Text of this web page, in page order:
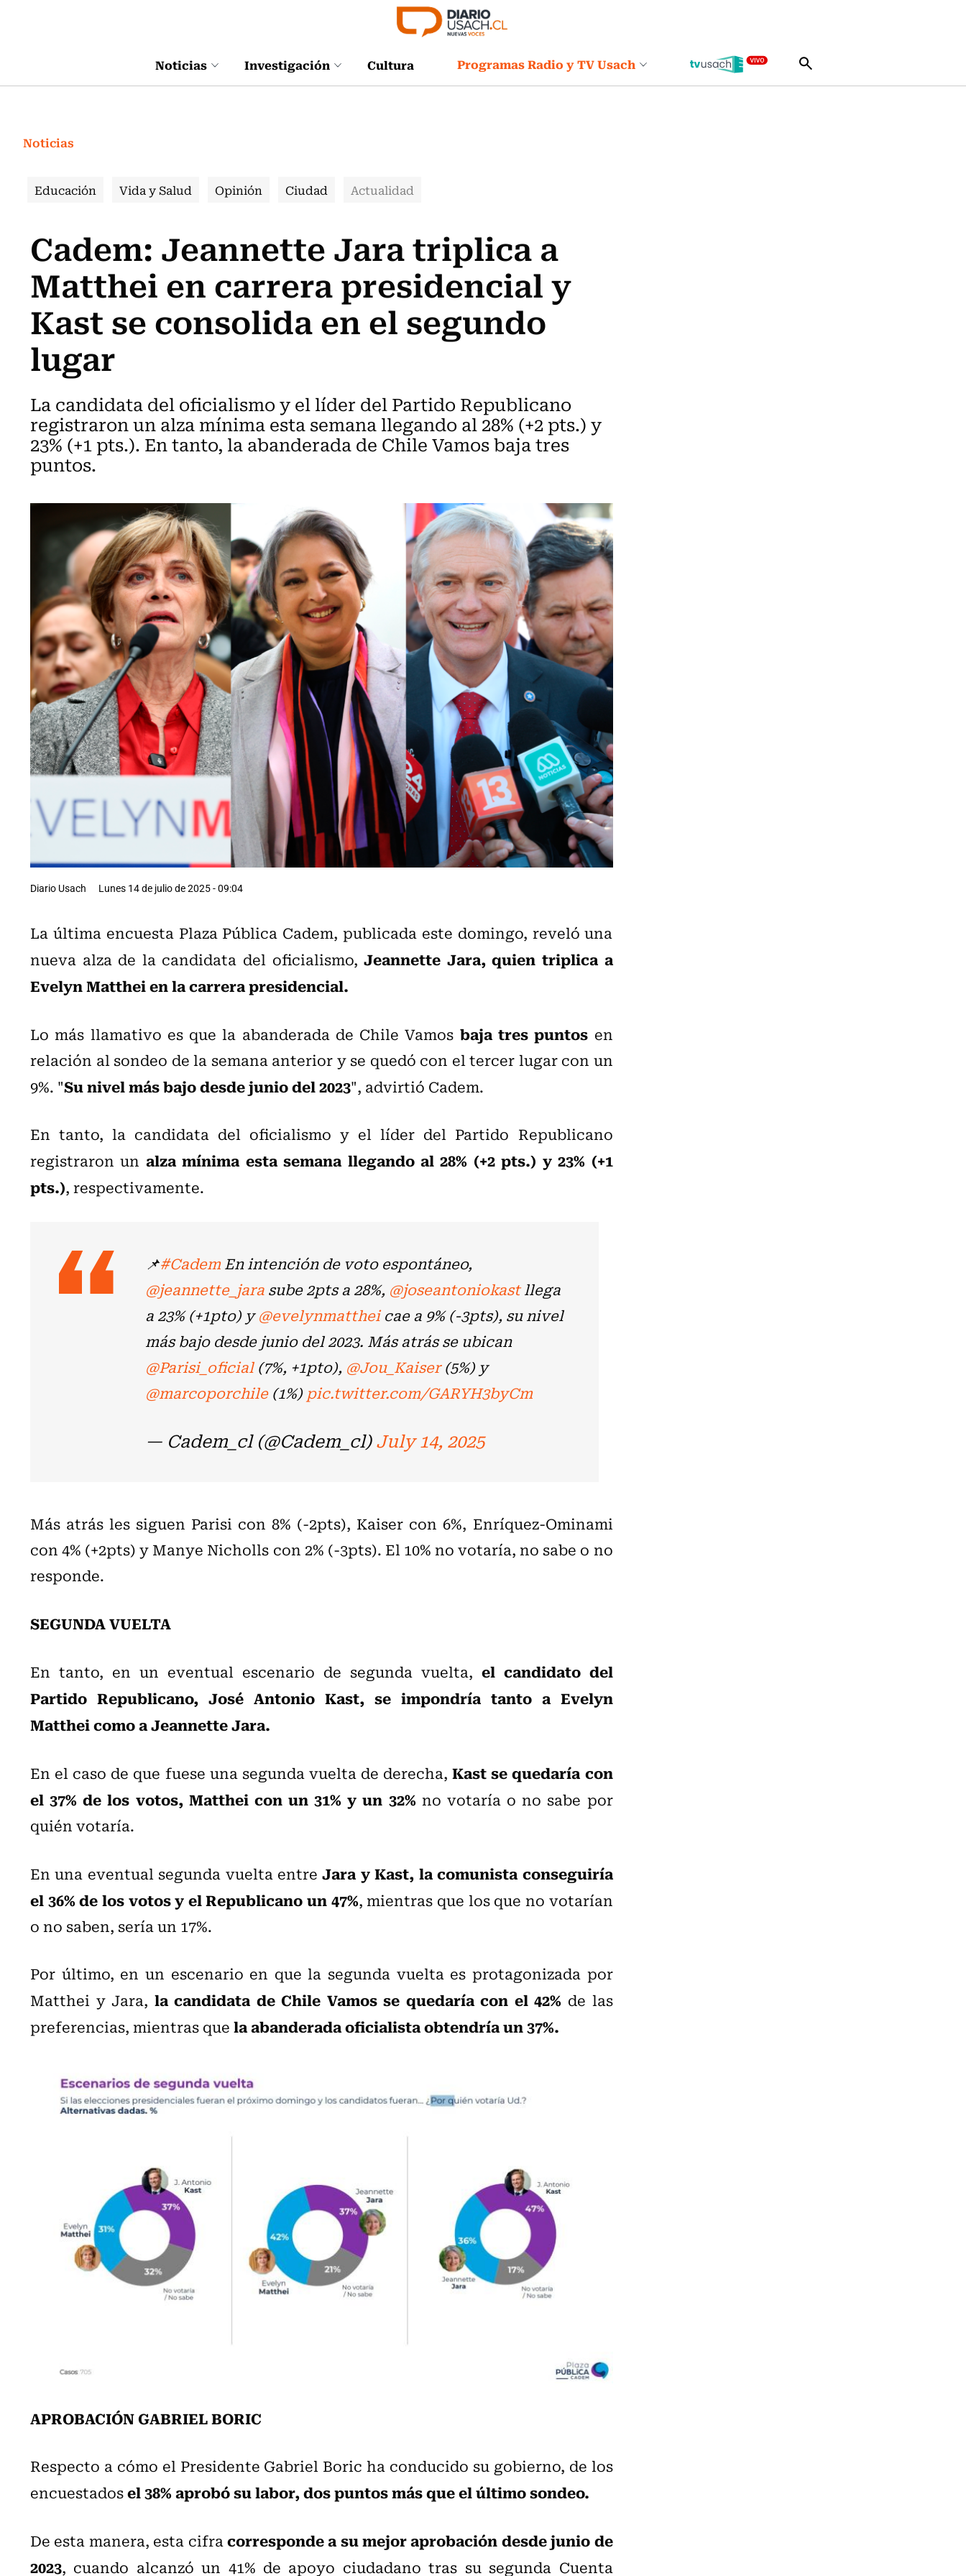
Noticias Investigación Cultura Programas Radio y TV Usach
Noticias
Educación Vida y Salud Opinión Ciudad Actualidad
Cadem: Jeannette Jara triplica a
Matthei en carrera presidencial y
Kast se consolida en el segundo
lugar
La candidata del oficialismo y el líder del Partido Republicano
registraron un alza mínima esta semana llegando al 28% (+2 pts.) y
23% (+1 pts.). En tanto, la abanderada de Chile Vamos baja tres
puntos.
Diario Usach Lunes 14 de julio de 2025 - 09:04
La última encuesta Plaza Pública Cadem, publicada este domingo, reveló una
nueva alza de la candidata del oficialismo,Jeannette Jara, quien triplica a
Evelyn Matthei en la carrera presidencial.
Lo más llamativo es que la abanderada de Chile Vamos baja tres puntos en
relación al sondeo de la semana anterior y se quedó con el tercer lugar con un
9%. "Su nivel más bajo desde junio del 2023", advirtió Cadem.
En tanto, la candidata del oficialismo y el líder del Partido Republicano
registraron un alza mínima esta semana llegando al 28% (+2 pts.) y 23% (+1
pts.), respectivamente.
📌#CademEn intención de voto espontáneo,
@jeannette_jarasube 2pts a 28%, @joseantoniokastllega
a 23% (+1pto) y@evelynmattheicae a 9% (-3pts), su nivel
más bajo desde junio del 2023. Más atrás se ubican
@Parisi_oficial(7%, +1pto), @Jou_Kaiser(5%) y
@marcoporchile(1%)pic.twitter.com/GARYH3byCm
— Cadem_cl (@Cadem_cl)July 14, 2025
Más atrás les siguen Parisi con 8% (-2pts), Kaiser con 6%, Enríquez-Ominami
con 4% (+2pts) y Manye Nicholls con 2% (-3pts). El 10% no votaría, no sabe o no
responde.
SEGUNDA VUELTA
En tanto, en un eventual escenario de segunda vuelta, el candidato del
Partido Republicano, José Antonio Kast, se impondría tanto a Evelyn
Matthei como a Jeannette Jara.
En el caso de que fuese una segunda vuelta de derecha,Kast se quedaría con
el 37% de los votos, Matthei con un 31% y un 32%no votaría o no sabe por
quién votaría.
En una eventual segunda vuelta entreJara y Kast, la comunista conseguiría
el 36% de los votos y el Republicano un 47%, mientras que los que no votarían
o no saben, sería un 17%.
Por último, en un escenario en que la segunda vuelta es protagonizada por
Matthei y Jara, la candidata de Chile Vamos se quedaría con el 42% de las
preferencias, mientras quela abanderada oficialista obtendría un 37%.
APROBACIÓN GABRIEL BORIC
Respecto a cómo el Presidente Gabriel Boric ha conducido su gobierno, de los
encuestadosel 38% aprobó su labor, dos puntos más que el último sondeo.
De esta manera, esta cifracorresponde a su mejor aprobación desde junio de
2023, cuando alcanzó un 41% de apoyo ciudadano tras su segunda Cuenta